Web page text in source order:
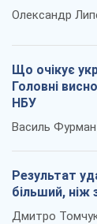
Олександр
Що очікує
Головні
НБУ
Василь Фурман
Результат
більший, ніж
Дмитро